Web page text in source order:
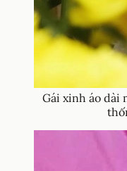
Gái xinh áo dài